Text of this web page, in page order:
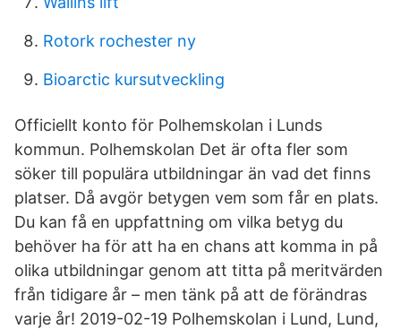
Rotork rochester ny
Bioarctic kursutveckling
Officiellt konto för Polhemskolan i Lunds
kommun. Polhemskolan Det är ofta fler som
söker till populära utbildningar än vad det finns
platser. Då avgör betygen vem som får en plats.
Du kan få en uppfattning om vilka betyg du
behöver ha för att ha en chans att komma in på
olika utbildningar genom att titta på meritvärden
från tidigare år – men tänk på att de förändras
varje år! 2019-02-19 Polhemskolan i Lund, Lund,